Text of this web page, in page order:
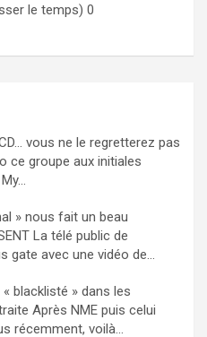
le temps) 0
vous ne le regretterez pas
ce groupe aux initiales
» nous fait un beau
La télé public de
gate avec une vidéo de...
« blacklisté » dans les
Après NME puis celui
récemment, voilà...